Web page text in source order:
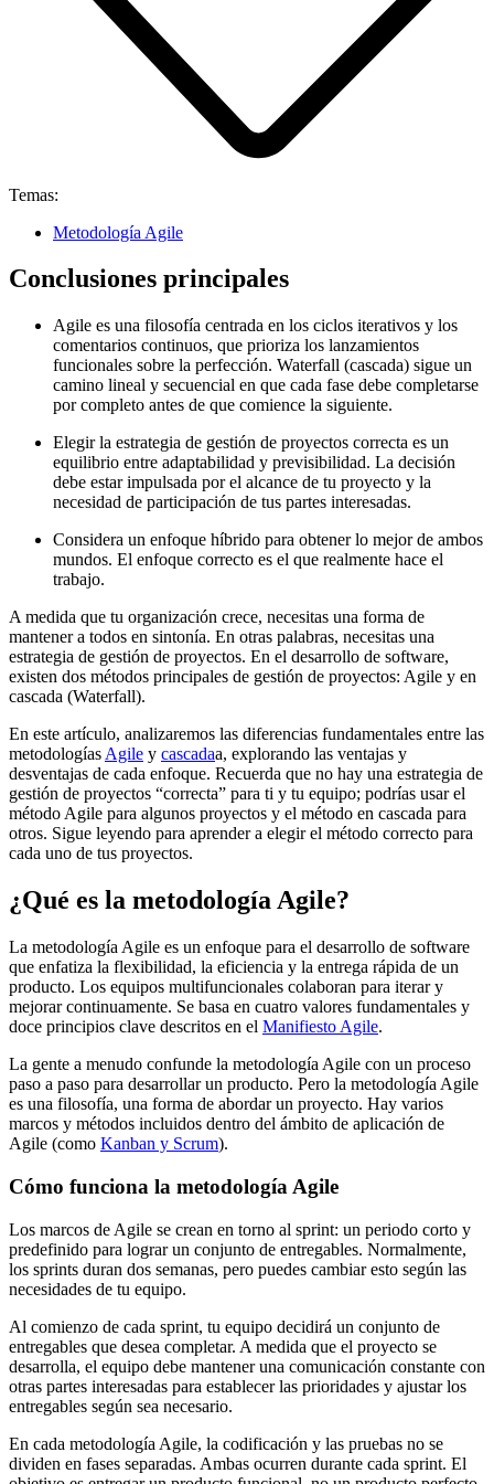
Temas:
Metodología Agile
Conclusiones principales
Agile es una filosofía centrada en los ciclos iterativos y los
comentarios continuos, que prioriza los lanzamientos
funcionales sobre la perfección. Waterfall (cascada) sigue un
camino lineal y secuencial en que cada fase debe completarse
por completo antes de que comience la siguiente.
Elegir la estrategia de gestión de proyectos correcta es un
equilibrio entre adaptabilidad y previsibilidad. La decisión
debe estar impulsada por el alcance de tu proyecto y la
necesidad de participación de tus partes interesadas.
Considera un enfoque híbrido para obtener lo mejor de ambos
mundos. El enfoque correcto es el que realmente hace el
trabajo.
A medida que tu organización crece, necesitas una forma de
mantener a todos en sintonía. En otras palabras, necesitas una
estrategia de gestión de proyectos. En el desarrollo de software,
existen dos métodos principales de gestión de proyectos: Agile y en
cascada (Waterfall).
En este artículo, analizaremos las diferencias fundamentales entre las
metodologías Agile y cascadaa, explorando las ventajas y
desventajas de cada enfoque. Recuerda que no hay una estrategia de
gestión de proyectos “correcta” para ti y tu equipo; podrías usar el
método Agile para algunos proyectos y el método en cascada para
otros. Sigue leyendo para aprender a elegir el método correcto para
cada uno de tus proyectos.
¿Qué es la metodología Agile?
La metodología Agile es un enfoque para el desarrollo de software
que enfatiza la flexibilidad, la eficiencia y la entrega rápida de un
producto. Los equipos multifuncionales colaboran para iterar y
mejorar continuamente. Se basa en cuatro valores fundamentales y
doce principios clave descritos en el Manifiesto Agile.
La gente a menudo confunde la metodología Agile con un proceso
paso a paso para desarrollar un producto. Pero la metodología Agile
es una filosofía, una forma de abordar un proyecto. Hay varios
marcos y métodos incluidos dentro del ámbito de aplicación de
Agile (como Kanban y Scrum).
Cómo funciona la metodología Agile
Los marcos de Agile se crean en torno al sprint: un periodo corto y
predefinido para lograr un conjunto de entregables. Normalmente,
los sprints duran dos semanas, pero puedes cambiar esto según las
necesidades de tu equipo.
Al comienzo de cada sprint, tu equipo decidirá un conjunto de
entregables que desea completar. A medida que el proyecto se
desarrolla, el equipo debe mantener una comunicación constante con
otras partes interesadas para establecer las prioridades y ajustar los
entregables según sea necesario.
En cada metodología Agile, la codificación y las pruebas no se
dividen en fases separadas. Ambas ocurren durante cada sprint. El